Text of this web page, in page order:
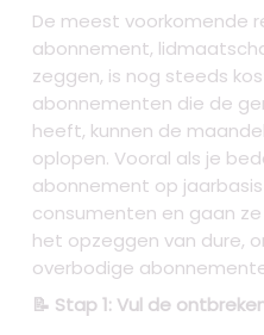
De meest voorkomende
abonnement,
zeggen, is nog steeds
abonnementen die de
heeft, kunnen de
oplopen. Vooral als je
abonnement op jaarbasis
consumenten en gaan
het opzeggen van dure,
overbodige
📝 Stap 1: Vul de